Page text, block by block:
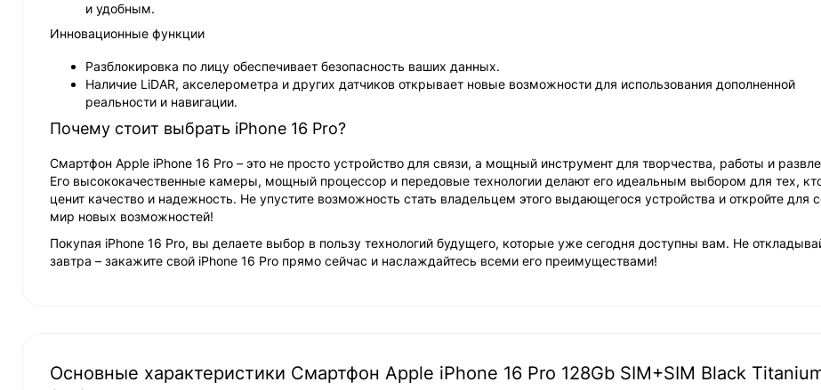
и удобным.
Инновационные функции
Разблокировка по лицу обеспечивает безопасность ваших данных.
Наличие LiDAR, акселерометра и других датчиков открывает новые возможности для использования дополненной
реальности и навигации.
Почему стоит выбрать iPhone 16 Pro?
Смартфон Apple iPhone 16 Pro – это не просто устройство для связи, а мощный инструмент для творчества, работы и
Его высококачественные камеры, мощный процессор и передовые технологии делают его идеальным выбором для тех,
ценит качество и надежность. Не упустите возможность стать владельцем этого выдающегося устройства и откройте для
мир новых возможностей!
Покупая iPhone 16 Pro, вы делаете выбор в пользу технологий будущего, которые уже сегодня доступны вам. Не
завтра – закажите свой iPhone 16 Pro прямо сейчас и наслаждайтесь всеми его преимуществами!
Основные характеристики Смартфон Apple iPhone 16 Pro 128Gb SIM+SIM Black